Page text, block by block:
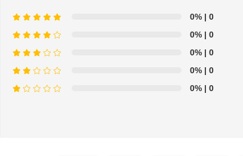
0%| 0
0%| 0
0%| 0
0%| 0
0%| 0